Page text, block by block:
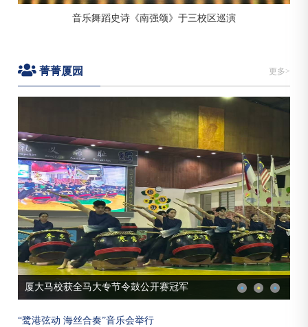
囊萤楼302会议室
贡献
音乐舞蹈史诗《南强颂》于三校区巡演
菁菁厦园 更多>
厦大马校获全马大专节令鼓公开赛冠军
“鹭港弦动 海丝合奏”音乐会举行